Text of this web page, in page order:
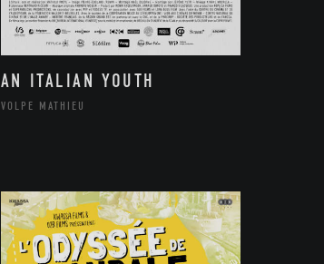
AN ITALIAN YOUTH
VOLPE MATHIEU